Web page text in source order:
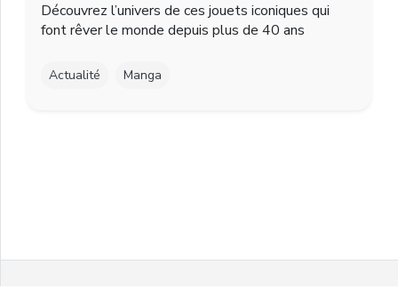
Découvrez l’univers de ces jouets iconiques qui
font rêver le monde depuis plus de 40 ans
Actualité Manga